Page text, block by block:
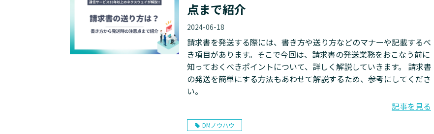
点まで紹介
2024-06-18
請求書を発送する際には、書き方や送り方などのマナーや記載するべ
き項目があります。そこで今回は、請求書の発送業務をおこなう前に
知っておくべきポイントについて、詳しく解説していきます。 請求書
の発送を簡単にする方法もあわせて解説するため、参考にしてくださ
い。
記事を見る
DMノウハウ